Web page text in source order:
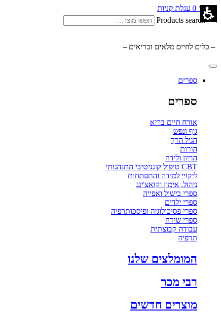
₪ 0.00
0 עגלת קניות
Products search
– כלים לחיים מלאים ובריאים –
ספרים
ספרים
אורח חיים בריא
גוף ונפש
הגיל הרך
הורות
הריון ולידה
CBT טיפול קוגניטיבי התנהגותי
ליקויי למידה והתפתחות
ניהול, אימון וקואצ'ינג
ספרי בישול ואפייה
ספרי ילדים
ספרי פסיכולוגיה ופיסכותרפיה
ספרי שירה
עבודה קבוצתית
תרפיה
המומלצים שלנו
רבי מכר
מוצרים חדשים